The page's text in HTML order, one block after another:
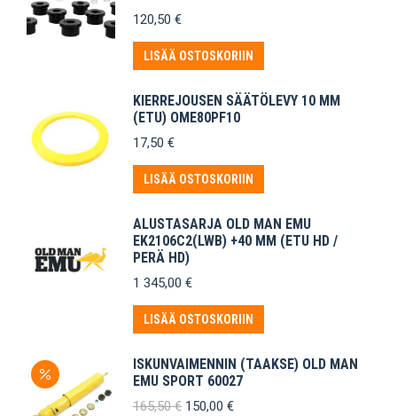
120,50 €
LISÄÄ OSTOSKORIIN
KIERREJOUSEN SÄÄTÖLEVY 10 MM
(ETU) OME80PF10
17,50 €
LISÄÄ OSTOSKORIIN
ALUSTASARJA OLD MAN EMU
EK2106C2(LWB) +40 MM (ETU HD /
PERÄ HD)
1 345,00 €
LISÄÄ OSTOSKORIIN
ISKUNVAIMENNIN (TAAKSE) OLD MAN
EMU SPORT 60027
165,50€ Alkuperäinen
150,00 €Nykyinen